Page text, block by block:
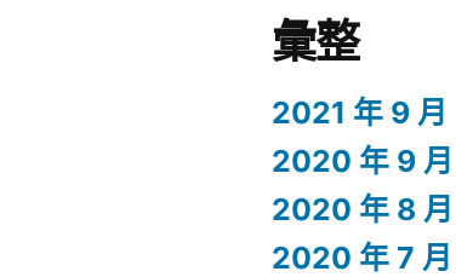
彙整
2021 年 9 月
2020 年 9 月
2020 年 8 月
2020 年 7 月